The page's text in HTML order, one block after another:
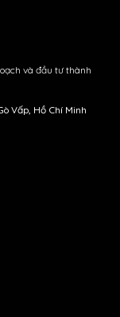
và đầu tư thành
Vấp, Hồ Chí Minh